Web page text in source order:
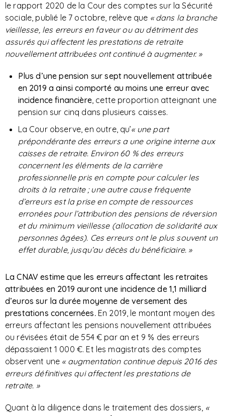
le rapport 2020 de la Cour des comptes sur la Sécurité
sociale, publié le 7 octobre, relève que « dans la branche
vieillesse, les erreurs en faveur ou au détriment des
assurés qui affectent les prestations de retraite
nouvellement attribuées ont continué à augmenter. »
Plus d’une pension sur sept nouvellement attribuée
en 2019 a ainsi comporté au moins une erreur avec
incidence financière, cette proportion atteignant une
pension sur cinq dans plusieurs caisses.
La Cour observe, en outre, qu’« une part
prépondérante des erreurs a une origine interne aux
caisses de retraite. Environ 60 % des erreurs
concernent les éléments de la carrière
professionnelle pris en compte pour calculer les
droits à la retraite ; une autre cause fréquente
d’erreurs est la prise en compte de ressources
erronées pour l’attribution des pensions de réversion
et du minimum vieillesse (allocation de solidarité aux
personnes âgées). Ces erreurs ont le plus souvent un
effet durable, jusqu’au décès du bénéficiaire. »
La CNAV estime que les erreurs affectant les retraites
attribuées en 2019 auront une incidence de 1,1 milliard
d’euros sur la durée moyenne de versement des
prestations concernées.En 2019, le montant moyen des
erreurs affectant les pensions nouvellement attribuées
ou révisées était de 554 € par an et 9 % des erreurs
dépassaient 1 000 €. Et les magistrats des comptes
observent une « augmentation continue depuis 2016 des
erreurs définitives qui affectent les prestations de
retraite. »
Quant à la diligence dans le traitement des dossiers, «